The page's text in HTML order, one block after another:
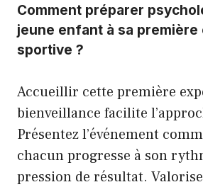
Comment préparer
jeune enfant à sa
sportive ?
Accueillir cette première
bienveillance facilite
Présentez l’événement
chacun progresse à son
pression de résultat.